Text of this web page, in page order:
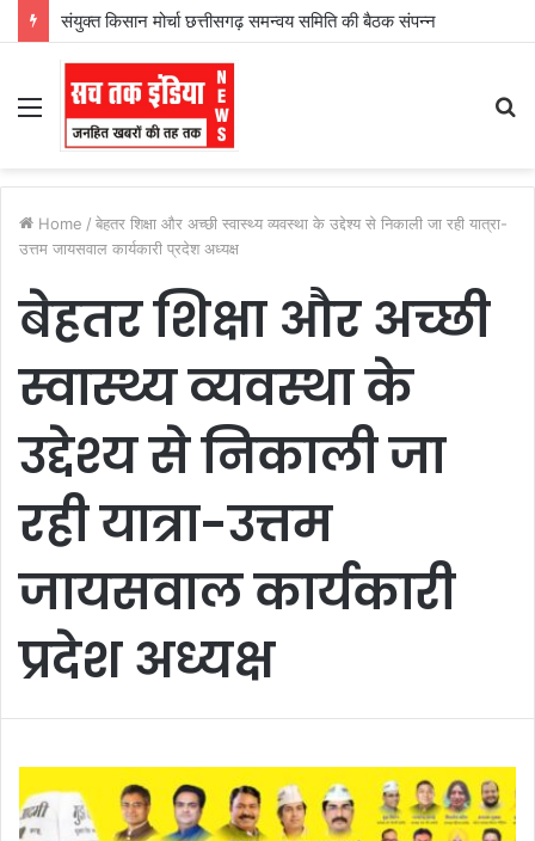
संयुक्त किसान मोर्चा छत्तीसगढ़ समन्वय समिति की बैठक संपन्न
Menu
Home / बेहतर शिक्षा और अच्छी स्वास्थ्य व्यवस्था के उद्देश्य से निकाली जा रही यात्रा-
उत्तम जायसवाल कार्यकारी प्रदेश अध्यक्ष
बेहतर शिक्षा और अच्छी
स्वास्थ्य व्यवस्था के
उद्देश्य से निकाली जा
रही यात्रा-उत्तम
जायसवाल कार्यकारी
प्रदेश अध्यक्ष